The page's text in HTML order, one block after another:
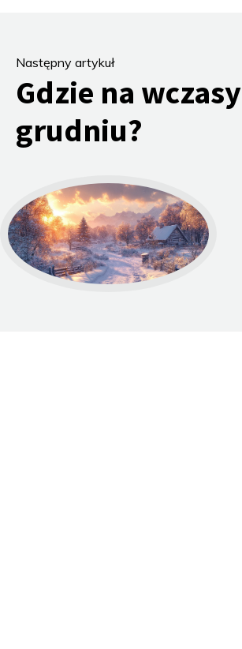
Następny artykuł
Gdzie na
grudniu?